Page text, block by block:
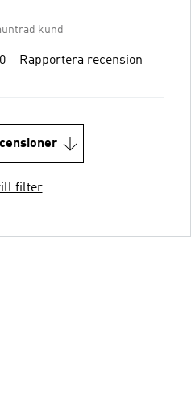
kund
0 Rapportera recension
filter